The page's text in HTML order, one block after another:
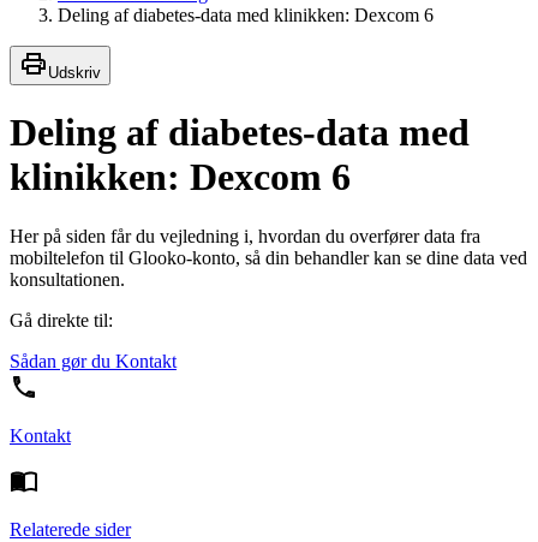
Deling af diabetes-data med klinikken: Dexcom 6
Udskriv
Deling af diabetes-data med
klinikken: Dexcom 6
Her på siden får du vejledning i, hvordan du overfører data fra
mobiltelefon til Glooko-konto, så din behandler kan se dine data ved
konsultationen.
Gå direkte til:
Sådan gør du Kontakt
Kontakt
Relaterede sider